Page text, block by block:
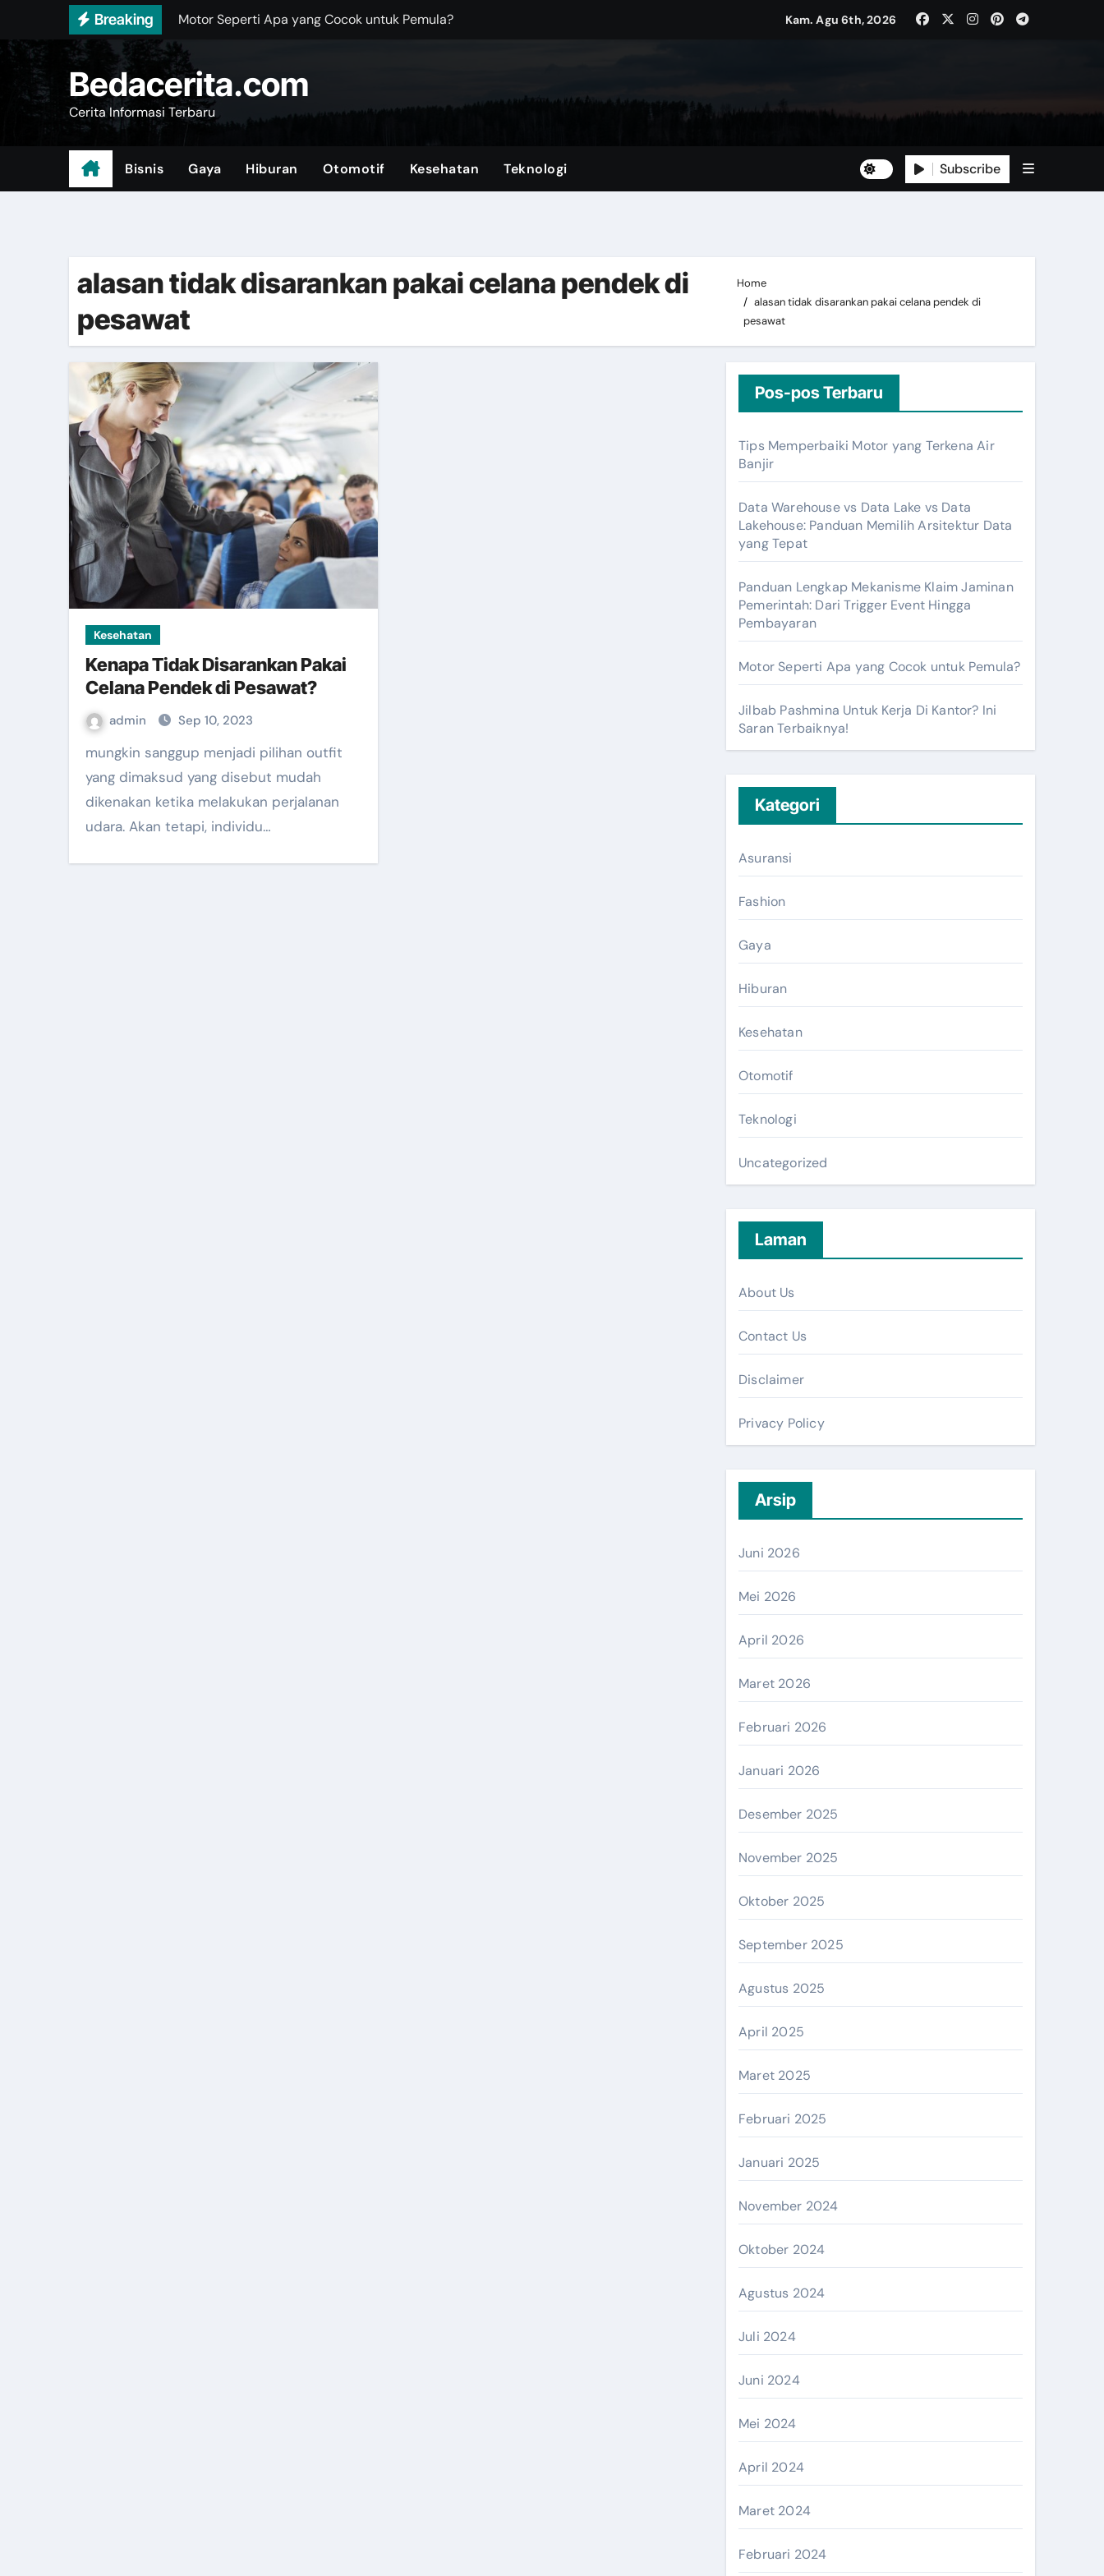
content
Breaking
Motor Seperti Apa yang Cocok untuk Pemula?
Jilbab Pashmina Untuk Kerja Di Kantor? Ini Saran Terbaiknya!
Dapatkan Diamond Instan dengan Top Up ML Tercepat di VocaGame
Honda Vario 125 CBS: Skutik Modern dengan Fitur Praktis untuk Mobilitas Harian
Kam. Agu 6th, 2026
Bedacerita.com
Cerita Informasi Terbaru
Bisnis Gaya Hiburan Otomotif Kesehatan Teknologi Subscribe
alasan tidak disarankan pakai celana pendek di
pesawat
Home
alasan tidak disarankan pakai celana pendek di
pesawat
Kesehatan
Kenapa Tidak Disarankan Pakai
Celana Pendek di Pesawat?
admin Sep 10, 2023
mungkin sanggup menjadi pilihan outfit
yang dimaksud yang disebut mudah
dikenakan ketika melakukan perjalanan
udara. Akan tetapi, individu…
Pos-pos Terbaru
Tips Memperbaiki Motor yang Terkena Air
Banjir
Data Warehouse vs Data Lake vs Data
Lakehouse: Panduan Memilih Arsitektur Data
yang Tepat
Panduan Lengkap Mekanisme Klaim Jaminan
Pemerintah: Dari Trigger Event Hingga
Pembayaran
Motor Seperti Apa yang Cocok untuk Pemula?
Jilbab Pashmina Untuk Kerja Di Kantor? Ini
Saran Terbaiknya!
Kategori
Asuransi
Fashion
Gaya
Hiburan
Kesehatan
Otomotif
Teknologi
Uncategorized
Laman
About Us
Contact Us
Disclaimer
Privacy Policy
Arsip
Juni 2026
Mei 2026
April 2026
Maret 2026
Februari 2026
Januari 2026
Desember 2025
November 2025
Oktober 2025
September 2025
Agustus 2025
April 2025
Maret 2025
Februari 2025
Januari 2025
November 2024
Oktober 2024
Agustus 2024
Juli 2024
Juni 2024
Mei 2024
April 2024
Maret 2024
Februari 2024